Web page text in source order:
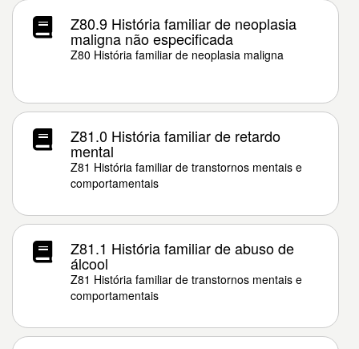
Z80.9 História familiar de neoplasia
maligna não especificada
Z80 História familiar de neoplasia maligna
Z81.0 História familiar de retardo
mental
Z81 História familiar de transtornos mentais e
comportamentais
Z81.1 História familiar de abuso de
álcool
Z81 História familiar de transtornos mentais e
comportamentais